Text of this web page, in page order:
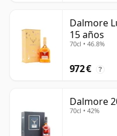
Dalmore
15 años
70cl • 46.8%
972 € ?
Dalmore
70cl • 42%